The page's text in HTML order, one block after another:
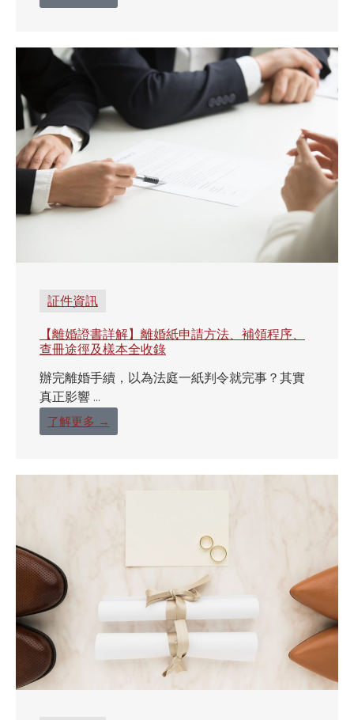
証件資訊
【離婚證書詳解】離婚紙申請方法、補領程序、
查冊途徑及樣本全收錄
辦完離婚手續，以為法庭一紙判令就完事？其實
真正影響 ...
了解更多 →